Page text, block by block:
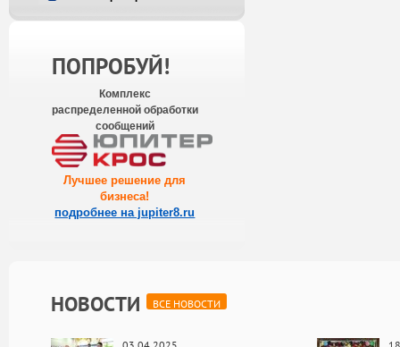
ПОПРОБУЙ!
Комплекс
распределенной обработки
сообщений
Лучшее решение для
бизнеса!
подробнее на jupiter8.ru
НОВОСТИ ВСЕ НОВОСТИ